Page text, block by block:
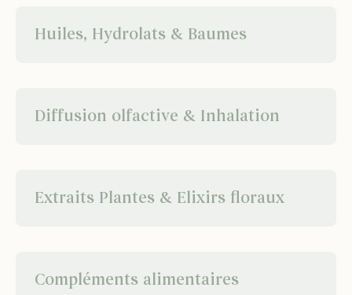
Huiles, Hydrolats & Baumes
Diffusion olfactive & Inhalation
Extraits Plantes & Elixirs floraux
Compléments alimentaires